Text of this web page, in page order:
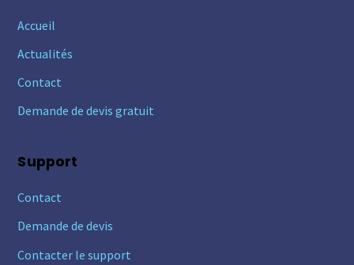
Accueil
Actualités
Contact
Demande de devis gratuit
Support
Contact
Demande de devis
Contacter le support